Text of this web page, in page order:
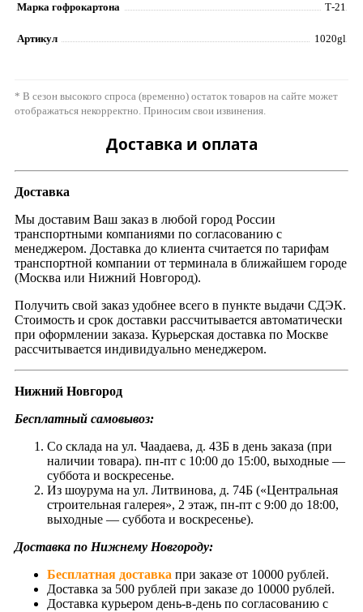
Марка гофрокартона Т-21
Артикул 1020gl
* В сезон высокого спроса (временно) остаток товаров на сайте может
отображаться некорректно. Приносим свои извинения.
Доставка и оплата
Доставка
Мы доставим Ваш заказ в любой город России
транспортными компаниями по согласованию с
менеджером. Доставка до клиента считается по тарифам
транспортной компании от терминала в ближайшем городе
(Москва или Нижний Новгород).
Получить свой заказ удобнее всего в пункте выдачи СДЭК.
Стоимость и срок доставки рассчитывается автоматически
при оформлении заказа. Курьерская доставка по Москве
рассчитывается индивидуально менеджером.
Нижний Новгород
Бесплатный самовывоз:
Со склада на ул. Чаадаева, д. 43Б в день заказа (при
наличии товара). пн-пт с 10:00 до 15:00, выходные —
суббота и воскресенье.
Из шоурума на ул. Литвинова, д. 74Б («Центральная
строительная галерея», 2 этаж, пн-пт с 9:00 до 18:00,
выходные — суббота и воскресенье).
Доставка по Нижнему Новгороду:
Бесплатная доставка при заказе от 10000 рублей.
Доставка за 500 рублей при заказе до 10000 рублей.
Доставка курьером день-в-день по согласованию с